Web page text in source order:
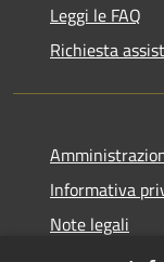
Leggi le FAQ
Richiesta
Informativa
Note legali